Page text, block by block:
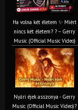
Ha volna két életem ✨ Miért
nincs két életem? ? – Gerry
Music (Official Music Video)
Nyári éjek asszonya - Gerry
Music (Official Music Video)?